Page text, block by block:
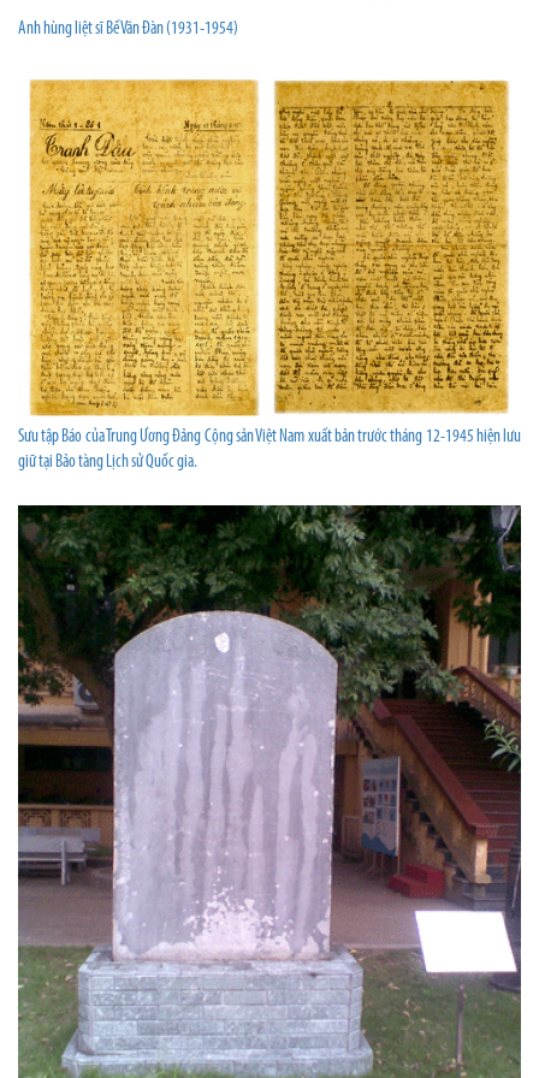
Anh hùng liệt sĩ Bế Văn Đàn (1931-1954)
Sưu tập Báo của Trung Ương Đảng Cộng sản Việt Nam xuất bản trước tháng 12-1945 hiện lưu
giữ tại Bảo tàng Lịch sử Quốc gia.